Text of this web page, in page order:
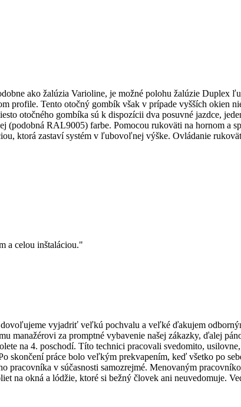
ako žalúzia Varioline, je možné polohu žalúzie Duplex
profile. Tento otočný gombík však v prípade vyšších okien
otočného gombíka sú k dispozícii dva posuvné jazdce,
RAL9005) farbe. Pomocou rukoväti na hornom a
ktorá zastaví systém v ľubovoľnej výške. Ovládanie
a celou inštaláciou."
vyjadriť veľkú pochvalu a veľké ďakujem
manažérovi za promptné vybavenie našej zákazky, ďalej
na 4. poschodí. Títo technici pracovali svedomito,
skončení práce bolo veľkým prekvapením, keď všetko po
pracovníka v súčasnosti samozrejmé. Menovaným
na okná a lódžie, ktoré si bežný človek ani neuvedomuje.